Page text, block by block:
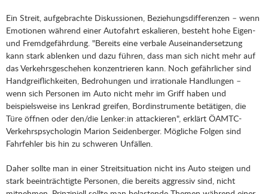
Ein Streit, aufgebrachte Diskussionen, Beziehungsdifferenzen – wenn
Emotionen während einer Autofahrt eskalieren, besteht hohe Eigen-
und Fremdgefährdung. "Bereits eine verbale Auseinandersetzung
kann stark ablenken und dazu führen, dass man sich nicht mehr auf
das Verkehrsgeschehen konzentrieren kann. Noch gefährlicher sind
Handgreiflichkeiten, Bedrohungen und irrationale Handlungen –
wenn sich Personen im Auto nicht mehr im Griff haben und
beispielsweise ins Lenkrad greifen, Bordinstrumente betätigen, die
Türe öffnen oder den/die Lenker:in attackieren", erklärt ÖAMTC-
Verkehrspsychologin Marion Seidenberger. Mögliche Folgen sind
Fahrfehler bis hin zu schweren Unfällen.
Daher sollte man in einer Streitsituation nicht ins Auto steigen und
stark beeinträchtigte Personen, die bereits aggressiv sind, nicht